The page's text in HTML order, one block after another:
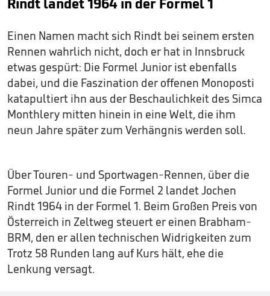
Einen Namen macht sich Rindt bei seinem ersten
Rennen wahrlich nicht, doch er hat in Innsbruck
etwas gespürt: Die Formel Junior ist ebenfalls
dabei, und die Faszination der offenen Monoposti
katapultiert ihn aus der Beschaulichkeit des Simca
Monthlery mitten hinein in eine Welt, die ihm
neun Jahre später zum Verhängnis werden soll.
Über Touren- und Sportwagen-Rennen, über die
Formel Junior und die Formel 2 landet Jochen
Rindt 1964 in der Formel 1. Beim Großen Preis von
Österreich in Zeltweg steuert er einen Brabham-
BRM, den er allen technischen Widrigkeiten zum
Trotz 58 Runden lang auf Kurs hält, ehe die
Lenkung versagt.